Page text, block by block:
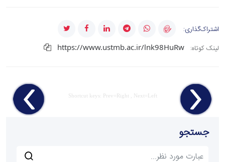
اشتراک‌گذاری:
لینک کوتاه:
https://www.ustmb.ac.ir/lnk98HuRw
Shortcut keys: Prev=Right , Next=Left
جستجو